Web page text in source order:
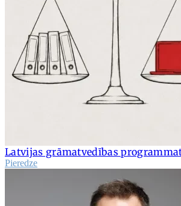
Latvijas grāmatvedības
Pieredze